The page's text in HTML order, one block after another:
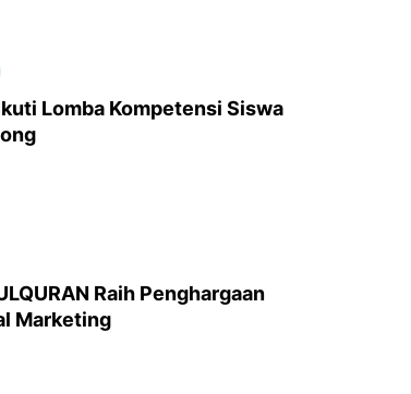
Lomba Kompetensi Siswa
Raih Penghargaan
Marketing